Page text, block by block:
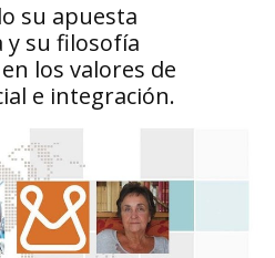
su apuesta
y su filosofía
los valores de
e integración.